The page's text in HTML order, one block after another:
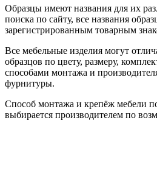
Образцы имеют названия для их
поиска по сайту, все названия
зарегистрированным товарным
Все мебельные изделия могут
образцов по цвету, размеру,
способами монтажа и
фурнитуры.
Способ монтажа и крепёж мебели
выбирается производителем по